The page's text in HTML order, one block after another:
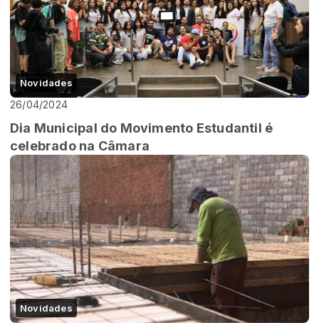
Novidades
26/04/2024
Dia Municipal do Movimento Estudantil é
celebrado na Câmara
Novidades